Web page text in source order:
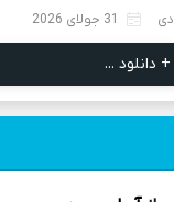
31 جولای 2026
دانلود ...